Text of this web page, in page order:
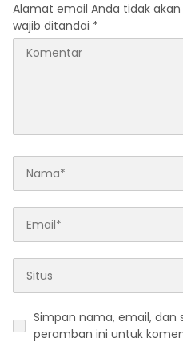
Alamat email Anda tidak akan
wajib ditandai *
Simpan nama, email, dan
peramban ini untuk